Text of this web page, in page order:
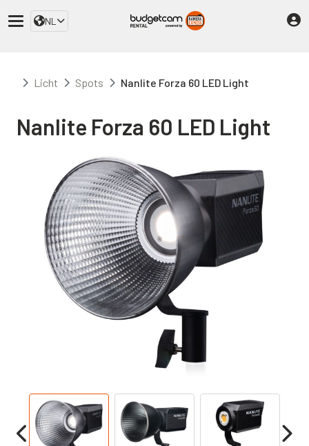
NL
Licht Spots Nanlite Forza 60 LED Light
Nanlite Forza 60 LED Light